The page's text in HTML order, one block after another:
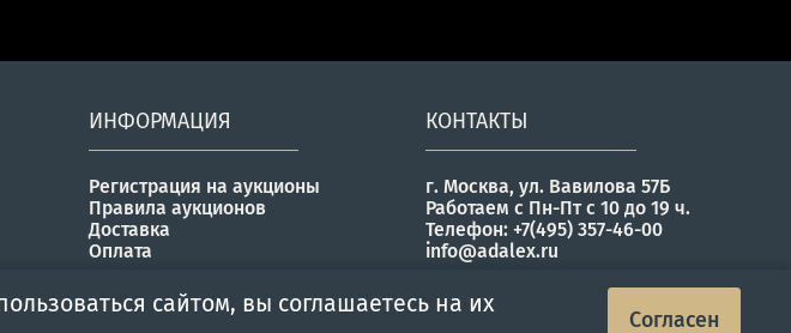
ИНФОРМАЦИЯ
Регистрация на аукционы
Правила аукционов
Доставка
Оплата
КОНТАКТЫ
г. Москва, ул. Вавилова 57Б
Работаем с Пн-Пт с 10 до 19 ч.
Телефон: +7(495) 357-46-00
info@adalex.ru
сайтом, вы соглашаетесь на их
Согласен